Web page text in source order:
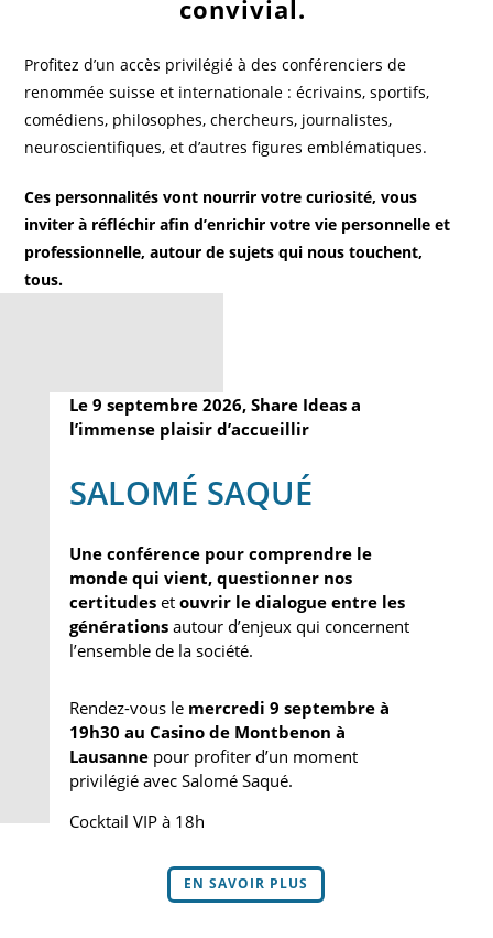
convivial.
Profitez d’un accès privilégié à des conférenciers de
renommée suisse et internationale : écrivains, sportifs,
comédiens, philosophes, chercheurs, journalistes,
neuroscientifiques, et d’autres figures emblématiques.
Ces personnalités vont nourrir votre curiosité, vous
inviter à réfléchir afin d’enrichir votre vie personnelle et
professionnelle, autour de sujets qui nous touchent,
tous.
Le 9 septembre 2026, Share Ideas a
l’immense plaisir d’accueillir
SALOMÉ SAQUÉ
Une conférence pour comprendre le
monde qui vient, questionner nos
certitudeset ouvrir le dialogue entre les
générationsautour d’enjeux qui concernent
l’ensemble de la société.
Rendez-vous lemercredi 9 septembre à
19h30 au Casino de Montbenon à
Lausannepour profiter d’un moment
privilégié avec Salomé Saqué.
Cocktail VIP à 18h
EN SAVOIR PLUS